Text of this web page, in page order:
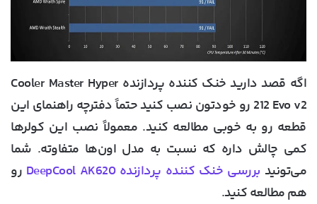
اگه قصد دارید خنک کننده پردازنده Cooler Master Hyper
212 Evo v2 رو خودتون نصب کنید حتماً دفترچه راهنمای این
قطعه رو به خوبی مطالعه کنید. معمولاً نصب این کولرها
کمی چالش داره که نسبت به مدل اون‌ها متفاوته. شما
می‌تونید بررسی خنک کننده پردازنده DeepCool AK620
رو
هم مطالعه کنید.